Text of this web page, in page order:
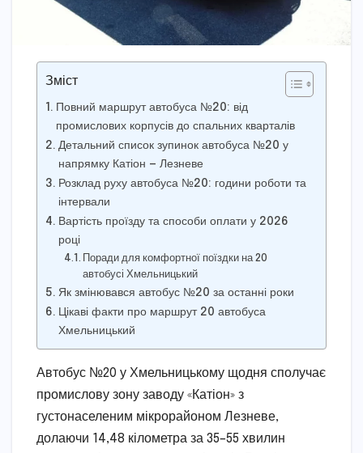
Зміст
Повний маршрут автобуса №20: від
промислових корпусів до спальних кварталів
Детальний список зупинок автобуса №20 у
напрямку Катіон — Лезневе
Розклад руху автобуса №20: години роботи та
інтервали
Вартість проїзду та способи оплати у 2026
році
Поради для комфортної поїздки на 20
автобусі Хмельницький
Як змінювався автобус №20 за останні роки
Цікаві факти про маршрут 20 автобуса
Хмельницький
Автобус №20 у Хмельницькому щодня сполучає
промислову зону заводу «Катіон» з
густонаселеним мікрорайоном Лезневе,
долаючи 14,48 кілометра за 35–55 хвилин